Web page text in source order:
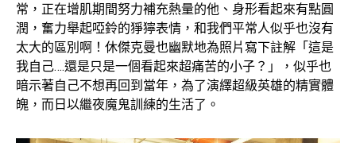
常，正在增肌期間努力補充熱量的他、身形看起來有點圓
潤，奮力舉起啞鈴的猙獰表情，和我們平常人似乎也沒有
太大的區別啊！休傑克曼也幽默地為照片寫下註解「這是
我自己….還是只是一個看起來超痛苦的小子？」，似乎也
暗示著自己不想再回到當年，為了演繹超級英雄的精實體
魄，而日以繼夜魔鬼訓練的生活了。